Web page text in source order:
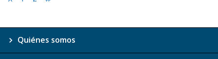
Quiénes somos